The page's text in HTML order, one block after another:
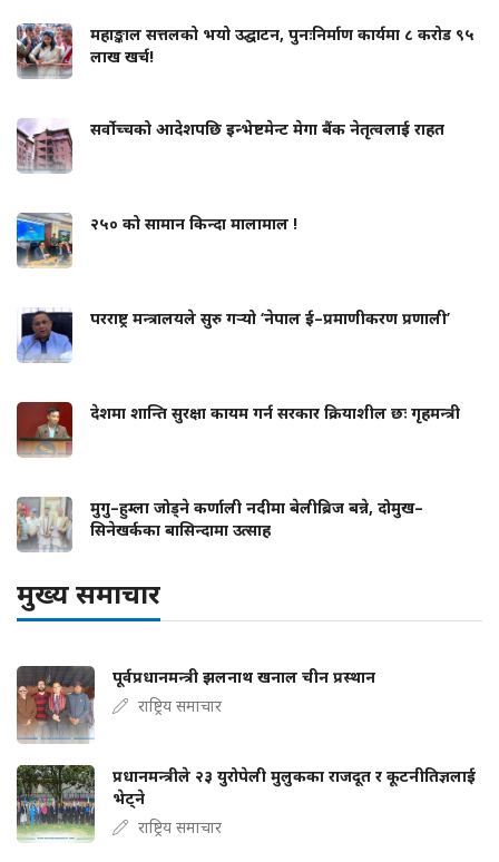
महाङ्काल सत्तलको भयो उद्घाटन, पुनःनिर्माण कार्यमा ८ करोड ९५
लाख खर्च!
सर्वोच्चको आदेशपछि इन्भेष्टमेन्ट मेगा बैंक नेतृत्वलाई राहत
२५० को सामान किन्दा मालामाल !
परराष्ट्र मन्त्रालयले सुरु गर्‍यो ‘नेपाल ई–प्रमाणीकरण प्रणाली’
देशमा शान्ति सुरक्षा कायम गर्न सरकार क्रियाशील छः गृहमन्त्री
मुगु–हुम्ला जोड्ने कर्णाली नदीमा बेलीब्रिज बन्ने, दोमुख–
सिनेखर्कका बासिन्दामा उत्साह
मुख्य समाचार
पूर्वप्रधानमन्त्री झलनाथ खनाल चीन प्रस्थान
राष्ट्रिय समाचार
प्रधानमन्त्रीले २३ युरोपेली मुलुकका राजदूत र कूटनीतिज्ञलाई
भेट्ने
राष्ट्रिय समाचार